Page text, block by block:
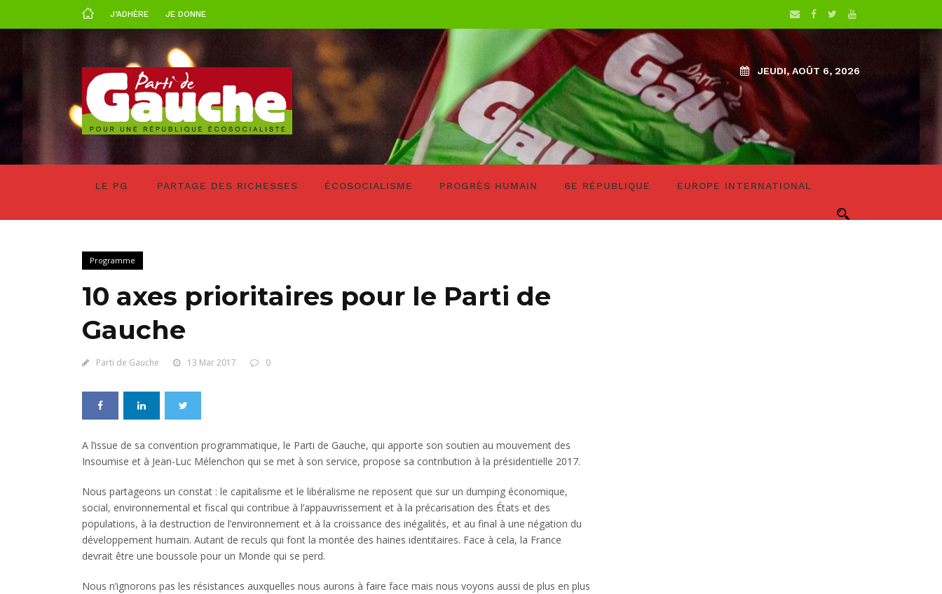
J’ADHÈRE JE DONNE
JEUDI, AOÛT 6, 2026
LE PG PARTAGE DES RICHESSES ÉCOSOCIALISME PROGRÈS HUMAIN 6E RÉPUBLIQUE EUROPE INTERNATIONAL
Programme
10 axes prioritaires pour le Parti de
Gauche
Parti de Gauche 13 Mar 2017 0
A l’issue de sa convention programmatique, le Parti de Gauche, qui apporte son soutien au mouvement des
Insoumise et à Jean-Luc Mélenchon qui se met à son service, propose sa contribution à la présidentielle 2017.
Nous partageons un constat : le capitalisme et le libéralisme ne reposent que sur un dumping économique,
social, environnemental et fiscal qui contribue à l’appauvrissement et à la précarisation des États et des
populations, à la destruction de l’environnement et à la croissance des inégalités, et au final à une négation du
développement humain. Autant de reculs qui font la montée des haines identitaires. Face à cela, la France
devrait être une boussole pour un Monde qui se perd.
Nous n’ignorons pas les résistances auxquelles nous aurons à faire face mais nous voyons aussi de plus en plus